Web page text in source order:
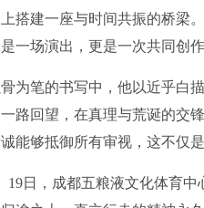
搭建一座与时间共振的桥梁
一场演出，更是一次共同创
为笔的书写中，他以近乎白
路回望，在真理与荒诞的交
能够抵御所有审视，这不仅
19日，成都五粮液文化体育